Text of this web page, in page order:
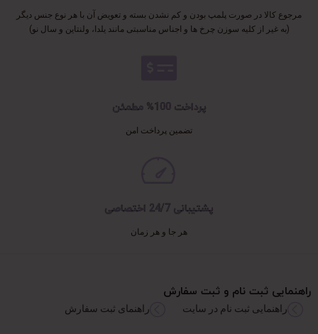
مرجوع کالا در صورت پلمپ بودن و کم نشدن بسته و تعویض آن با هر نوع جنس دیگر
(به غیر از کلیه سوزن چرخ ها و اجناس مناسبتی مانند یلدا، ولنتاین و سال نو)
پرداخت 100% مطمئن
تضمین پرداخت امن
پشتیبانی 24/7 اختصاصی
هر جا و هر زمان
راهنمایی ثبت نام و ثبت سفارش
راهنمایی ثبت نام در سایت راهنمای ثبت سفارش